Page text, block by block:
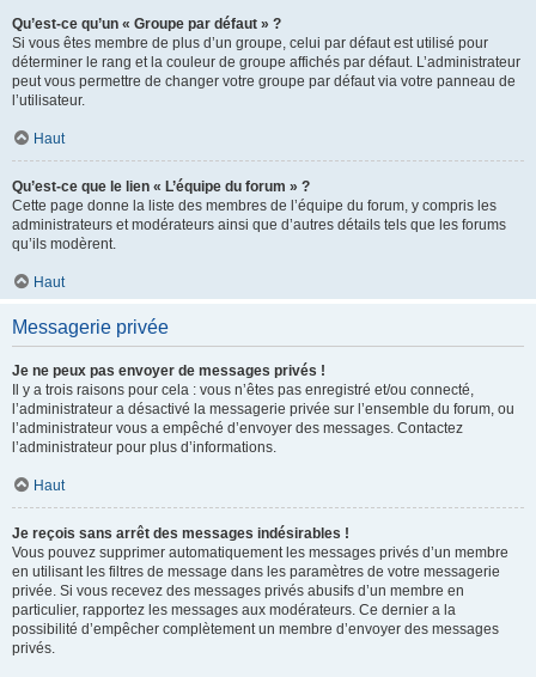
Qu’est-ce qu’un « Groupe par défaut » ?
Si vous êtes membre de plus d’un groupe, celui par défaut est utilisé pour
déterminer le rang et la couleur de groupe affichés par défaut. L’administrateur
peut vous permettre de changer votre groupe par défaut via votre panneau de
l’utilisateur.
Haut
Qu’est-ce que le lien « L’équipe du forum » ?
Cette page donne la liste des membres de l’équipe du forum, y compris les
administrateurs et modérateurs ainsi que d’autres détails tels que les forums
qu’ils modèrent.
Haut
Messagerie privée
Je ne peux pas envoyer de messages privés !
Il y a trois raisons pour cela : vous n’êtes pas enregistré et/ou connecté,
l’administrateur a désactivé la messagerie privée sur l’ensemble du forum, ou
l’administrateur vous a empêché d’envoyer des messages. Contactez
l’administrateur pour plus d’informations.
Haut
Je reçois sans arrêt des messages indésirables !
Vous pouvez supprimer automatiquement les messages privés d’un membre
en utilisant les filtres de message dans les paramètres de votre messagerie
privée. Si vous recevez des messages privés abusifs d’un membre en
particulier, rapportez les messages aux modérateurs. Ce dernier a la
possibilité d’empêcher complètement un membre d’envoyer des messages
privés.